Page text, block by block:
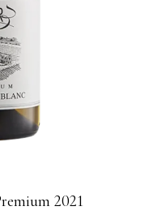
2021